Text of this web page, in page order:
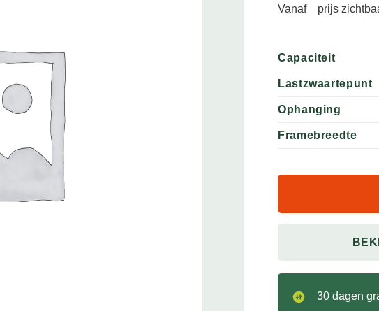
Vanaf prijs
Capaciteit
Lastzwaartepunt
Ophanging
Framebreedte
30 dagen